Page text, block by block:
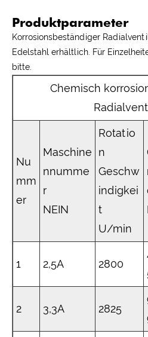
Produktparameter
Korrosionsbeständiger
Edelstahl erhältlich. Für
bitte.
Chemisch
Nu
mm
er
Maschine
nnumme
r
NEIN
Rotatio
n
Geschw
indigkei
t
U/min
1 2,5A 2800
2 3,3A 2825